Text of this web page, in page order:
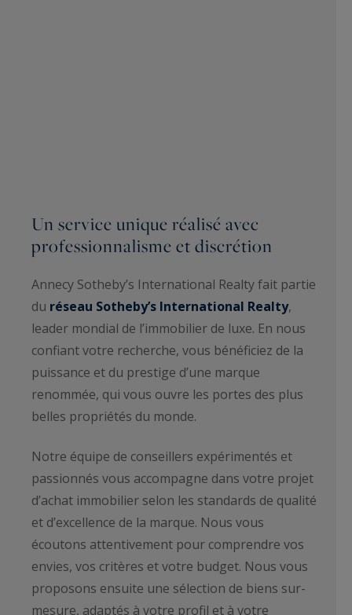
Un service unique réalisé avec
professionnalisme et discrétion
Annecy Sotheby’s International Realty fait partie
du réseau Sotheby’s International Realty,
leader mondial de l’immobilier de luxe. En nous
confiant votre recherche, vous bénéficiez de la
puissance et du prestige d’une marque
renommée, qui vous ouvre les portes des plus
belles propriétés du monde.
Notre équipe de conseillers expérimentés et
passionnés vous accompagne dans votre projet
d’achat immobilier selon les standards de qualité
et d’excellence de la marque. Nous vous
écoutons attentivement pour comprendre vos
envies, vos critères et votre budget. Nous vous
proposons ensuite une sélection de biens sur-
mesure, adaptés à votre profil et à votre